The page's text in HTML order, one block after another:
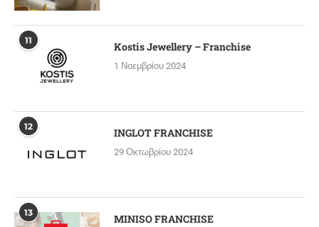
11 Kostis Jewellery – Franchise
1 Νοεμβρίου 2024
12 INGLOT FRANCHISE
29 Οκτωβρίου 2024
13 MINISO FRANCHISE